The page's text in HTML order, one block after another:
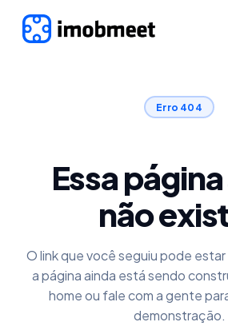
Erro 404
Essa
não
O link que você seguiu pode
a página ainda está sendo
home ou fale com a gente
demonstração.